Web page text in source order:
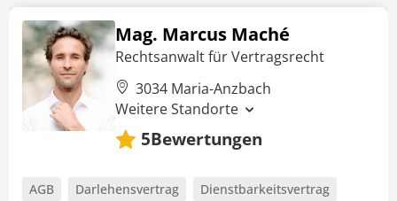
Mag. Marcus Maché
Rechtsanwalt für Vertragsrecht
3034 Maria-Anzbach
Weitere Standorte
5Bewertungen
AGB Darlehensvertrag
Dienstbarkeitsvertrag